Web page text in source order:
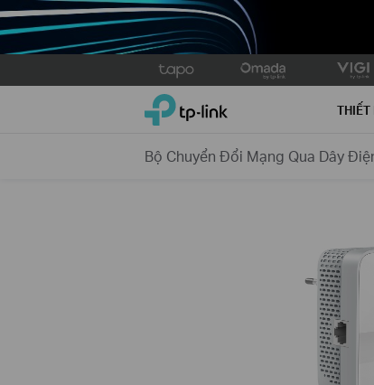
to
TP-Link, Reliably Smart THIẾT
Bộ Chuyển Đổi Mạng Qua Dây